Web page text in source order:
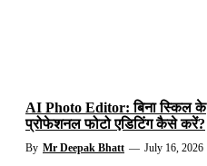
AI Photo Editor: बिना स्किल के
प्रोफेशनल फोटो एडिटिंग कैसे करें?
By Mr Deepak Bhatt — July 16, 2026